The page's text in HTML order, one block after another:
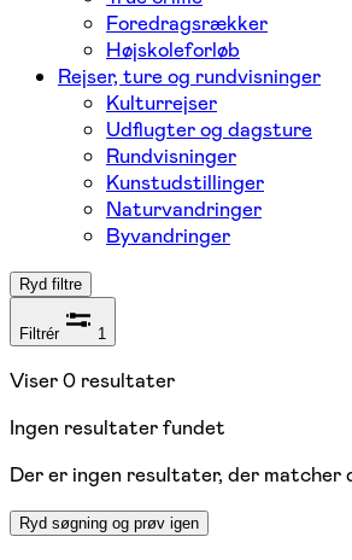
Foredragsrækker
Højskoleforløb
Rejser, ture og rundvisninger
Kulturrejser
Udflugter og dagsture
Rundvisninger
Kunstudstillinger
Naturvandringer
Byvandringer
Ryd filtre
Filtrér 1
Viser0 resultater
Ingen resultater fundet
Der er ingen resultater, der matcher
Ryd søgning og prøv igen